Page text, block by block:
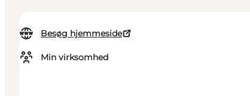
Besøg hjemmeside
Min virksomhed